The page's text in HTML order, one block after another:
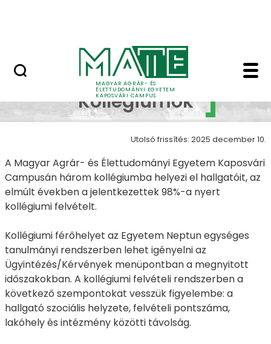
MAGYAR AGRÁR- ÉS
ÉLETTUDOMÁNYI EGYETEM
KAPOSVÁRI CAMPUS
Kollégiumok -
Campus
Kollégiumok
Utolsó frissítés: 2025 december 10.
A Magyar Agrár- és Élettudományi Egyetem Kaposvári
Campusán három kollégiumba helyezi el hallgatóit, az
elmúlt években a jelentkezettek 98%-a nyert
kollégiumi felvételt.
Kollégiumi férőhelyet az Egyetem Neptun egységes
tanulmányi rendszerben lehet igényelni az
Ügyintézés/Kérvények menüpontban a megnyitott
időszakokban. A kollégiumi felvételi rendszerben a
következő szempontokat vesszük figyelembe: a
hallgató szociális helyzete, felvételi pontszáma,
lakóhely és intézmény közötti távolság.